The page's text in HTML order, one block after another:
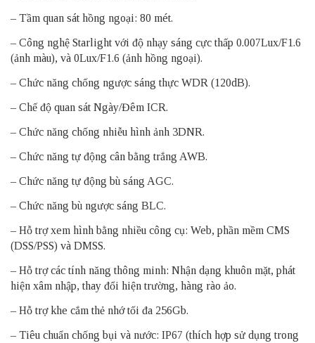
– Tầm quan sát hồng ngoại: 80 mét.
– Công nghệ Starlight với độ nhạy sáng cực thấp 0.007Lux/F1.6
(ảnh màu), và 0Lux/F1.6 (ảnh hồng ngoại).
– Chức năng chống ngược sáng thực WDR (120dB).
– Chế độ quan sát Ngày/Đêm ICR.
– Chức năng chống nhiễu hình ảnh 3DNR.
– Chức năng tự động cân bằng trắng AWB.
– Chức năng tự động bù sáng AGC.
– Chức năng bù ngược sáng BLC.
– Hỗ trợ xem hình bằng nhiều công cụ: Web, phần mềm CMS
(DSS/PSS) và DMSS.
– Hỗ trợ các tính năng thông minh: Nhận dạng khuôn mặt, phát
hiện xâm nhập, thay đổi hiện trường, hàng rào ảo.
– Hỗ trợ khe cắm thẻ nhớ tối đa 256Gb.
– Tiêu chuẩn chống bụi và nước: IP67 (thích hợp sử dụng trong